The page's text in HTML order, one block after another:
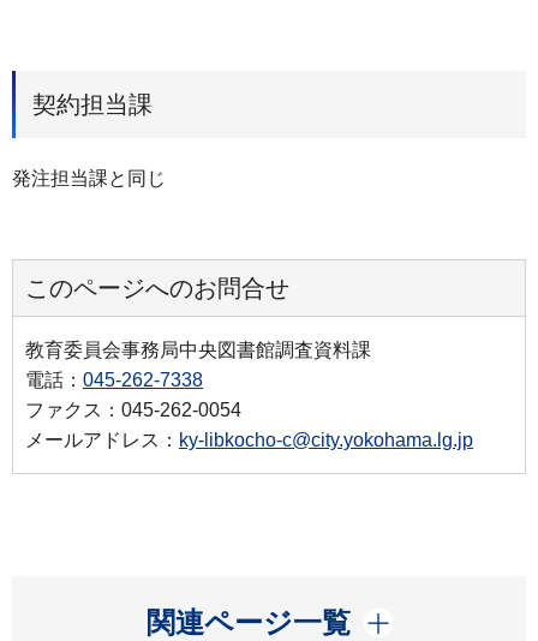
契約担当課
発注担当課と同じ
このページへのお問合せ
教育委員会事務局中央図書館調査資料課
電話： 045-262-7338
ファクス：045-262-0054
メールアドレス： ky-libkocho-c@city.yokohama.lg.jp
関連ページ一覧
開く